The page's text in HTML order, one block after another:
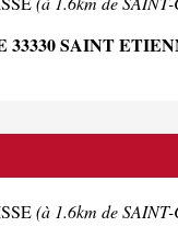
SAINT
(à 1.6km de